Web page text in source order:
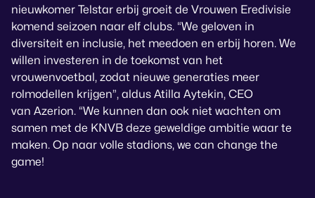
nieuwkomer Telstar erbij groeit de Vrouwen Eredivisie
komend seizoen naar elf clubs. “We geloven in
diversiteit en inclusie, het meedoen en erbij horen. We
willen investeren in de toekomst van het
vrouwenvoetbal, zodat nieuwe generaties meer
rolmodellen krijgen”, aldus Atilla Aytekin, CEO
van Azerion. “We kunnen dan ook niet wachten om
samen met de KNVB deze geweldige ambitie waar te
maken. Op naar volle stadions, we can change the
game!